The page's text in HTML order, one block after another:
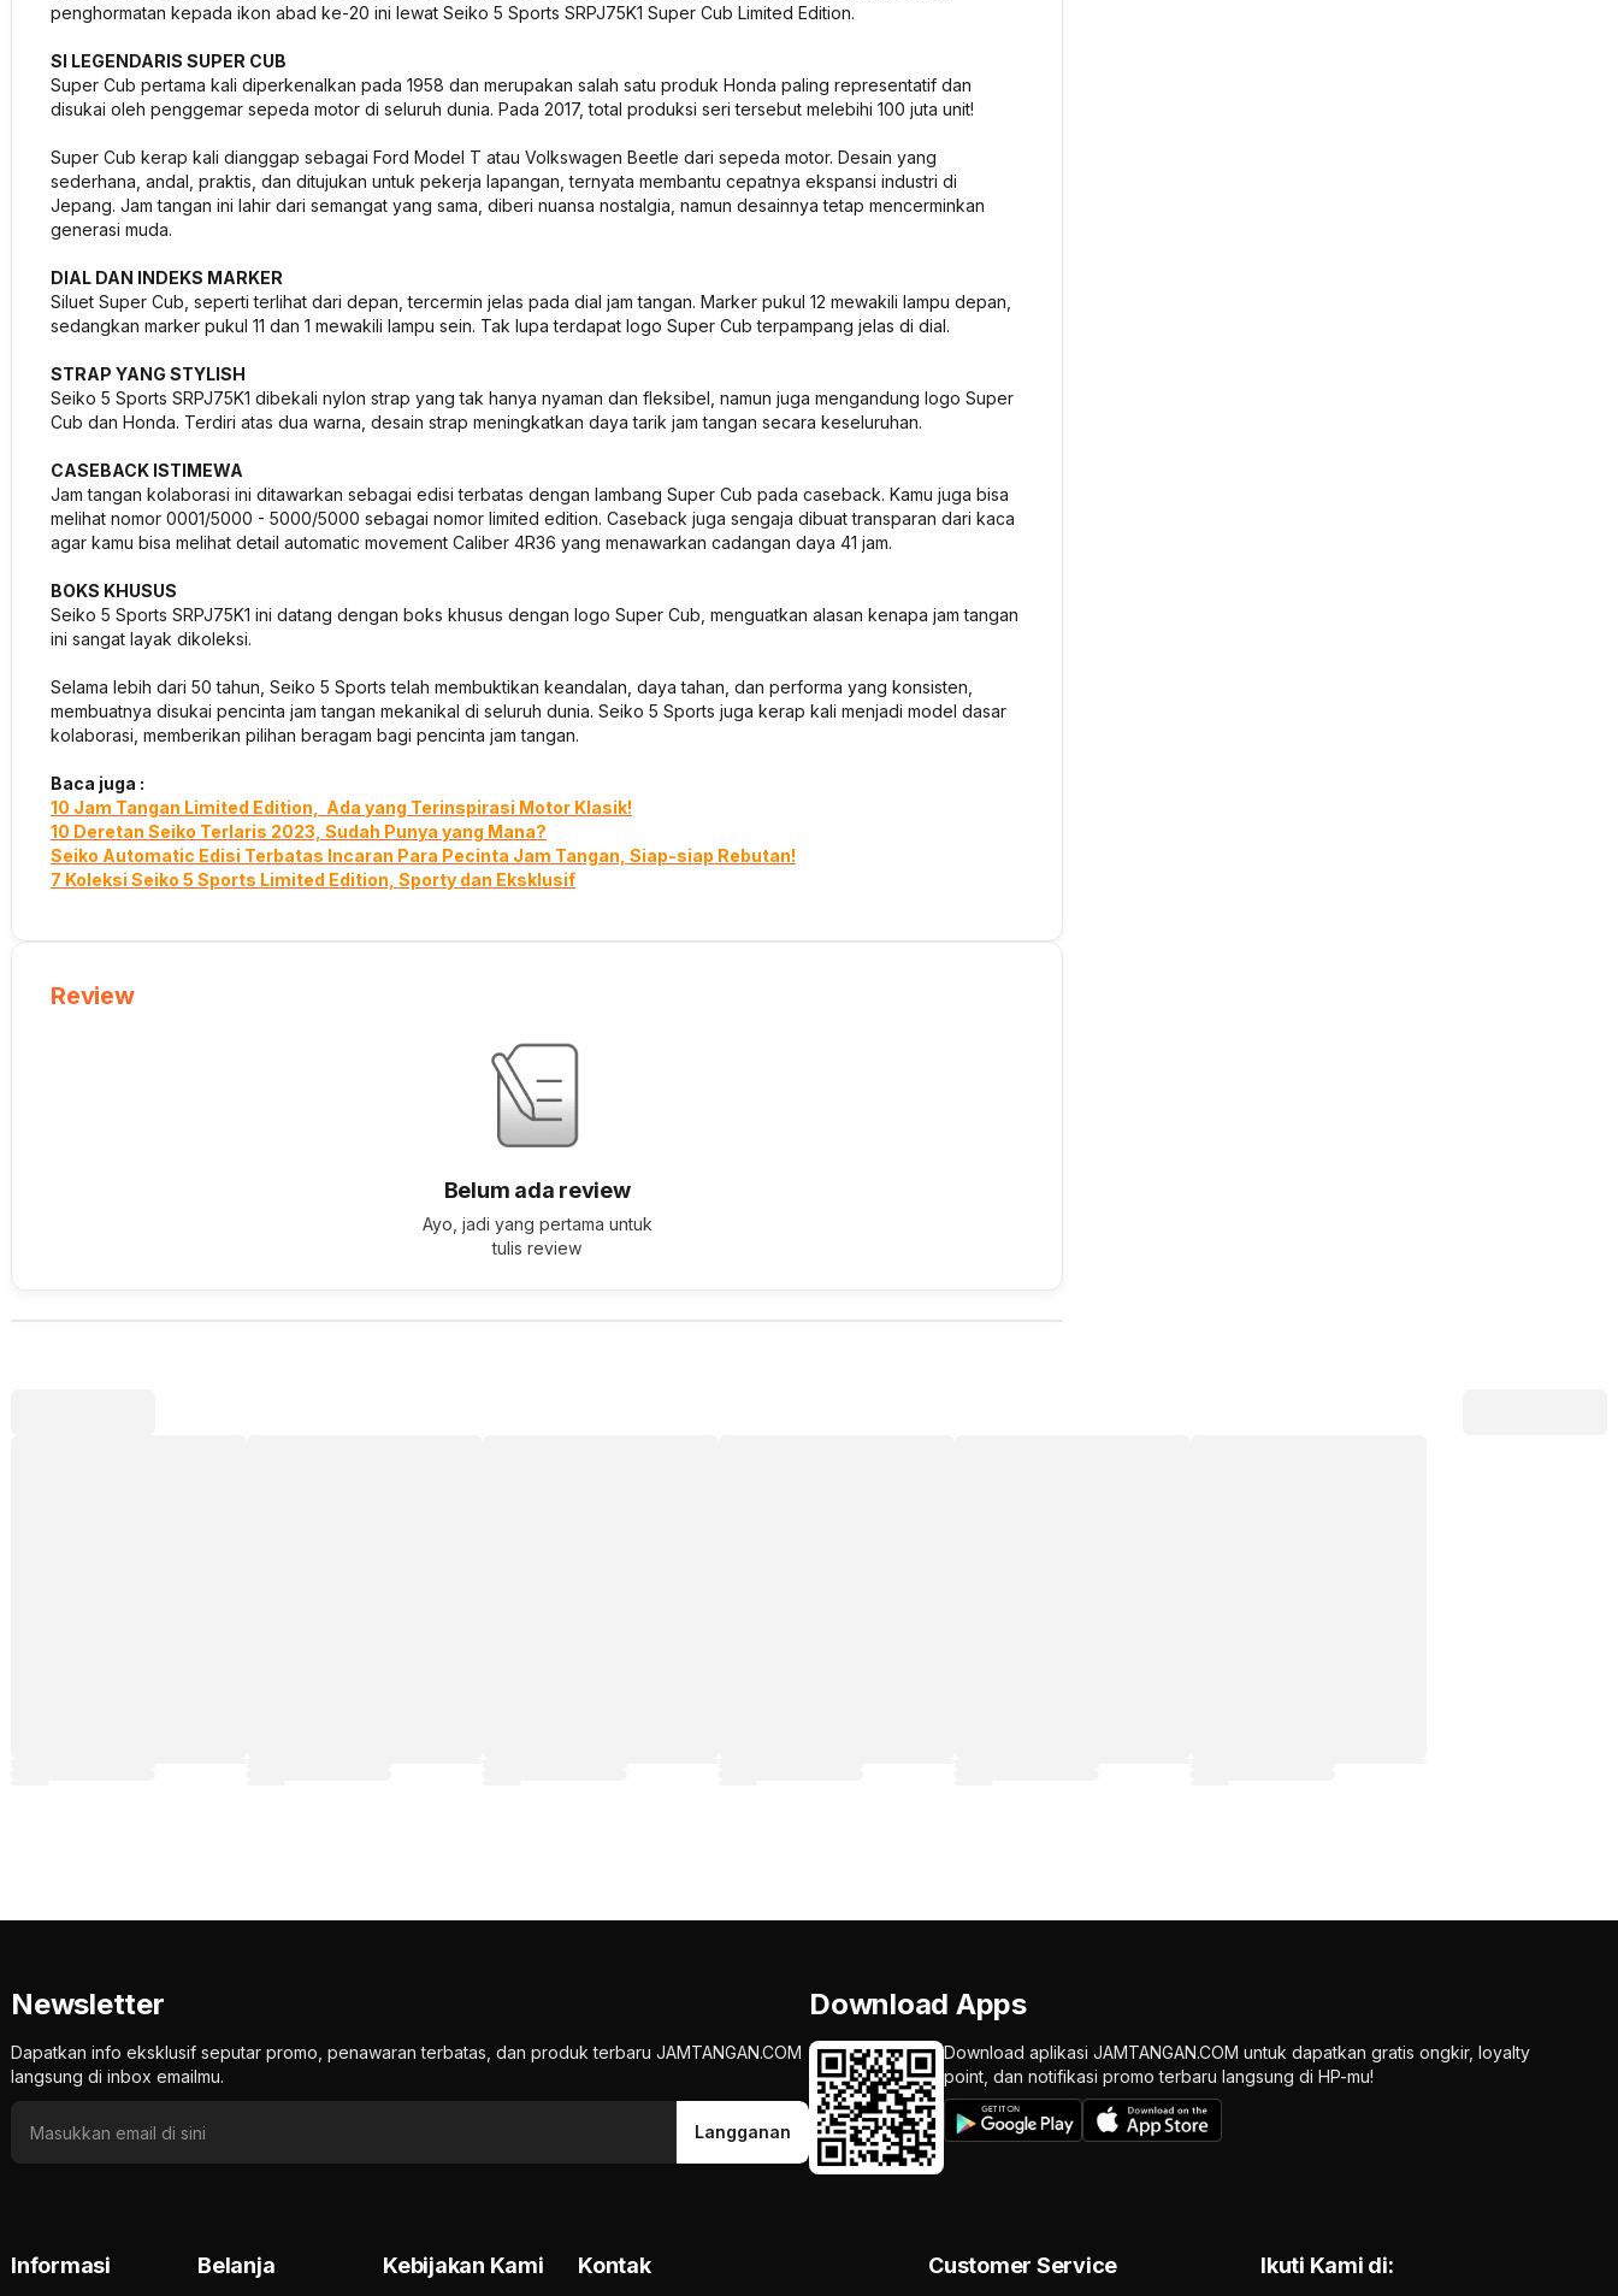
Newsletter
Dapatkan info eksklusif seputar promo, penawaran terbatas, dan produk terbaru JAMTANGAN.COM
langsung di inbox emailmu.
Langganan
Download Apps
Download aplikasi JAMTANGAN.COM untuk dapatkan gratis ongkir, loyalty
point, dan notifikasi promo terbaru langsung di HP-mu!
Informasi Belanja Kebijakan Kami Kontak Customer Service Ikuti Kami di:
penghormatan kepada ikon abad ke-20 ini lewat Seiko 5 Sports SRPJ75K1 Super Cub Limited Edition.
SI LEGENDARIS SUPER CUB
Super Cub pertama kali diperkenalkan pada 1958 dan merupakan salah satu produk Honda paling representatif dan
disukai oleh penggemar sepeda motor di seluruh dunia. Pada 2017, total produksi seri tersebut melebihi 100 juta unit!
Super Cub kerap kali dianggap sebagai Ford Model T atau Volkswagen Beetle dari sepeda motor. Desain yang
sederhana, andal, praktis, dan ditujukan untuk pekerja lapangan, ternyata membantu cepatnya ekspansi industri di
Jepang. Jam tangan ini lahir dari semangat yang sama, diberi nuansa nostalgia, namun desainnya tetap mencerminkan
generasi muda.
DIAL DAN INDEKS MARKER
Siluet Super Cub, seperti terlihat dari depan, tercermin jelas pada dial jam tangan. Marker pukul 12 mewakili lampu depan,
sedangkan marker pukul 11 dan 1 mewakili lampu sein. Tak lupa terdapat logo Super Cub terpampang jelas di dial.
STRAP YANG STYLISH
Seiko 5 Sports SRPJ75K1 dibekali nylon strap yang tak hanya nyaman dan fleksibel, namun juga mengandung logo Super
Cub dan Honda. Terdiri atas dua warna, desain strap meningkatkan daya tarik jam tangan secara keseluruhan.
CASEBACK ISTIMEWA
Jam tangan kolaborasi ini ditawarkan sebagai edisi terbatas dengan lambang Super Cub pada caseback. Kamu juga bisa
melihat nomor 0001/5000 - 5000/5000 sebagai nomor limited edition. Caseback juga sengaja dibuat transparan dari kaca
agar kamu bisa melihat detail automatic movement Caliber 4R36 yang menawarkan cadangan daya 41 jam.
BOKS KHUSUS
Seiko 5 Sports SRPJ75K1 ini datang dengan boks khusus dengan logo Super Cub, menguatkan alasan kenapa jam tangan
ini sangat layak dikoleksi.
Selama lebih dari 50 tahun, Seiko 5 Sports telah membuktikan keandalan, daya tahan, dan performa yang konsisten,
membuatnya disukai pencinta jam tangan mekanikal di seluruh dunia. Seiko 5 Sports juga kerap kali menjadi model dasar
kolaborasi, memberikan pilihan beragam bagi pencinta jam tangan.
Baca juga :
10 Jam Tangan Limited Edition, Ada yang Terinspirasi Motor Klasik!
10 Deretan Seiko Terlaris 2023, Sudah Punya yang Mana?
Seiko Automatic Edisi Terbatas Incaran Para Pecinta Jam Tangan, Siap-siap Rebutan!
7 Koleksi Seiko 5 Sports Limited Edition, Sporty dan Eksklusif
Review
Belum ada review
Ayo, jadi yang pertama untuk
tulis review